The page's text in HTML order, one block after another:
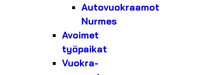
Autovuokraamot
Nurmes
Avoimet
työpaikat
Vuokra-